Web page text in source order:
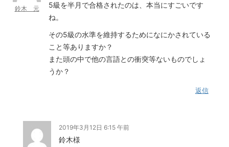
鈴木 元
5級を半月で合格されたのは、本当にすごいです
ね。
その5級の水準を維持するためになにかされている
こと等ありますか？
また頭の中で他の言語との衝突等ないものでしょ
うか？
返信
2019年3月12日 6:15 午前
鈴木様